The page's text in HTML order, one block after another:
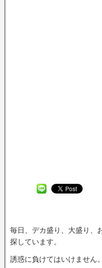
毎日、デカ盛り、大盛り、
探しています。
誘惑に負けてはいけません。